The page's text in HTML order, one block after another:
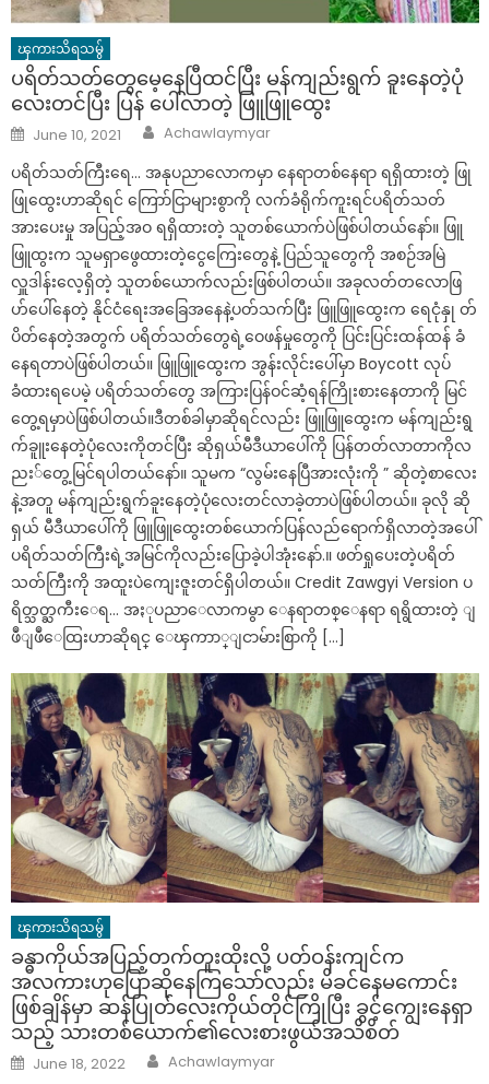
ၾကားသိရသမွ်
ပရိတ်သတ်တွေမေ့နေပြီထင်ပြီး မန်ကျည်းရွက် ခူးနေတဲ့ပုံ
လေးတင်ပြီး ပြန် ပေါ်လာတဲ့ ဖြူဖြူထွေး
Posted
on
June 10, 2021 Author
Achawlaymyar
ပရိတ်သတ်ကြီးရေ… အနုပညာလောကမှာ နေရာတစ်နေရာ ရရှိထားတဲ့ ဖြု
ဖြုထွေးဟာဆိုရင် ကြောာ်ငြာများစွာကို လက်ခံရိုက်ကူးရင်ပရိတ်သတ်
အားပေးမှု အပြည့်အဝ ရရှိထားတဲ့ သူတစ်ယောက်ပဲဖြစ်ပါတယ်နော်။ ဖြူ
ဖြူထွးက သူမရှာဖွေထားတဲ့ငွေကြေးတွေနဲ့ ပြည်သူတွေကို အစဉ်အမြဲ
လှူဒါန်းလေ့ရှိတဲ့ သူတစ်ယောက်လည်းဖြစ်ပါတယ်။ အခုလတ်တလောဖြ
ဟ်ပေါ်နေတဲ့ နိုင်ငံရေးအခြေအနေနဲ့ပတ်သက်ပြီး ဖြူဖြူထွေးက ရေငုံနှု တ်
ပိတ်နေတဲ့အတွက် ပရိတ်သတ်တွေရဲ့ဝေဖန်မှုတွေကို ပြင်းပြင်းထန်ထန် ခံ
နေရတာပဲဖြစ်ပါတယ်။ ဖြူဖြူထွေးက အွန်းလိုင်းပေါ်မှာ Boycott လုပ်
ခံထားရပေမဲ့ ပရိတ်သတ်တွေ အကြားပြန်ဝင်ဆံ့ရန်ကြိုးစားနေတာကို မြင်
တွေ့ရမှာပဲဖြစ်ပါတယ်။ဒီတစ်ခါမှာဆိုရင်လည်း ဖြူဖြူထွေးက မန်ကျည်းရွ
က်ခူူးနေတဲ့ပုံလေးကိုတင်ပြီး ဆိုရှယ်မီဒီယာပေါ်ကို ပြန်တတ်လာတာကိုလ
ညး်တွေ့မြင်ရပါတယ်နော်။ သူမက “လွမ်းနေပြီအားလုံးကို ” ဆိုတဲ့စာလေး
နဲ့အတူ မန်ကျည်းရွက်ခူးနေတဲ့ပုံလေးတင်လာခဲ့တာပဲဖြစ်ပါတယ်။ ခုလို ဆို
ရှယ် မီဒီယာပေါ်ကို ဖြူဖြူထွေးတစ်ယောက်ပြန်လည်ရောက်ရှိလာတဲ့အပေါ်
ပရိတ်သတ်ကြီးရဲ့အမြင်ကိုလည်းပြောခဲ့ပါအုံးနော်.။ ဖတ်ရှုပေးတဲ့ပရိတ်
သတ်ကြီးကို အထူးပဲကျေးဇူးတင်ရှိပါတယ်။ Credit Zawgyi Version ပ
ရိတ္သတ္ႀကီးေရ… အႏုပညာေလာကမွာ ေနရာတစ္ေနရာ ရရွိထားတဲ့ ျ
ဖဳျဖဳေထြးဟာဆိုရင္ ေၾကာာ္ျငာမ်ားစြာကို […]
ၾကားသိရသမွ်
ခန္ဓာကိုယ်အပြည့်တက်တူးထိုးလို့ ပတ်ဝန်းကျင်က
အလကားဟုပြောဆိုနေကြသော်လည်း မိခင်နေမကောင်း
ဖြစ်ချိန်မှာ ဆန်ပြုတ်လေးကိုယ်တိုင်ကြိုပြီး ခွင့်ကျွေးနေရှာ
သည့် သားတစ်ယောက်၏လေးစားဖွယ်အသိစိတ်
Posted
on
June 18, 2022 Author
Achawlaymyar